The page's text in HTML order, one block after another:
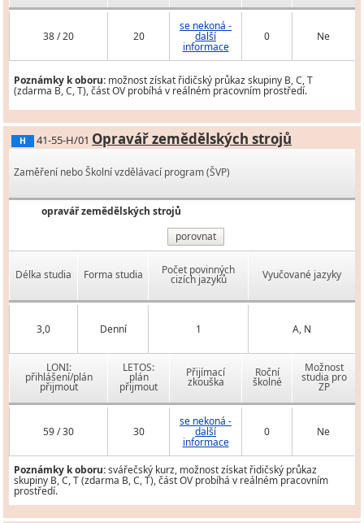
38 / 20 20
se nekoná -
další
informace
0 Ne
Poznámky k oboru: možnost získat řidičský průkaz skupiny B, C, T
(zdarma B, C, T), část OV probíhá v reálném pracovním prostředí.
H 41-55-H/01 Opravář zemědělských strojů
Zaměření nebo Školní vzdělávací program (ŠVP)
opravář zemědělských strojů
porovnat
Délka studia Forma studia Počet povinných
cizích jazyků Vyučované jazyky
3,0 Denní 1 A, N
LONI:
přihlášení/plán
přijmout
LETOS:
plán
přijmout
Přijímací
zkouška
Roční
školné
Možnost
studia pro
ZP
59 / 30 30
se nekoná -
další
informace
0 Ne
Poznámky k oboru:svářečský kurz, možnost získat řidičský průkaz
skupiny B, C, T (zdarma B, C, T), část OV probíhá v reálném pracovním
prostředí.